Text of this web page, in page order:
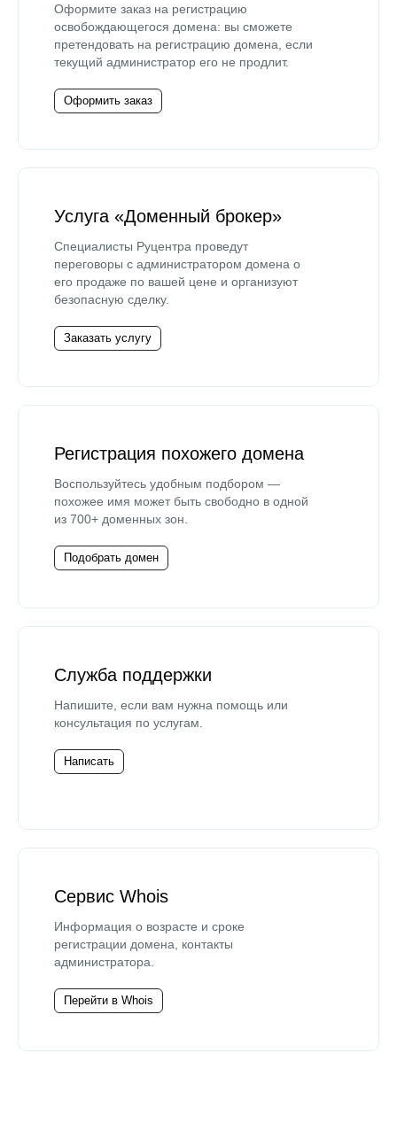
Оформите заказ на регистрацию
освобождающегося домена: вы сможете
претендовать на регистрацию домена, если
текущий администратор его не продлит.
Оформить заказ
Услуга «Доменный брокер»
Специалисты Руцентра проведут
переговоры с администратором домена о
его продаже по вашей цене и организуют
безопасную сделку.
Заказать услугу
Регистрация похожего домена
Воспользуйтесь удобным подбором —
похожее имя может быть свободно в одной
из 700+ доменных зон.
Подобрать домен
Служба поддержки
Напишите, если вам нужна помощь или
консультация по услугам.
Написать
Сервис Whois
Информация о возрасте и сроке
регистрации домена, контакты
администратора.
Перейти в Whois